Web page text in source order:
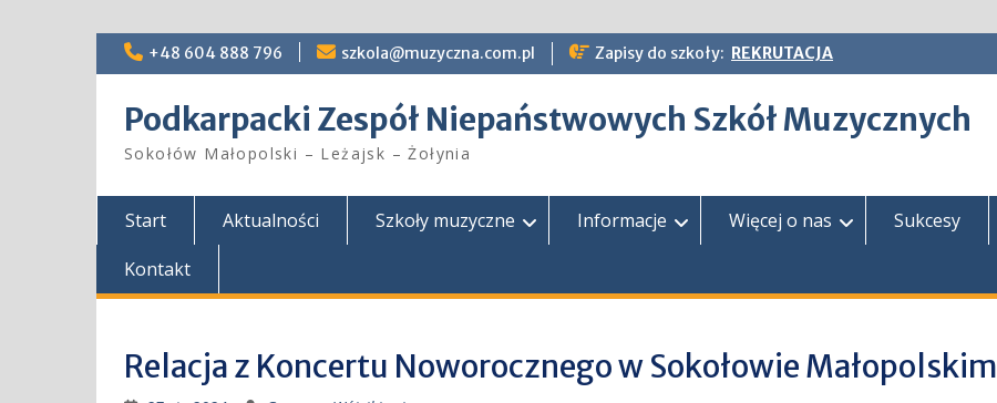
Skip
+48 604 888 796 szkola@muzyczna.com.pl Zapisy do szkoły: REKRUTACJA
Podkarpacki Zespół Niepaństwowych Szkół Muzycznych
Sokołów Małopolski – Leżajsk – Żołynia
Start Aktualności Szkoły muzyczne Informacje Więcej o nas Sukcesy
Kontakt
Relacja z Koncertu Noworocznego w Sokołowie Małopolskim